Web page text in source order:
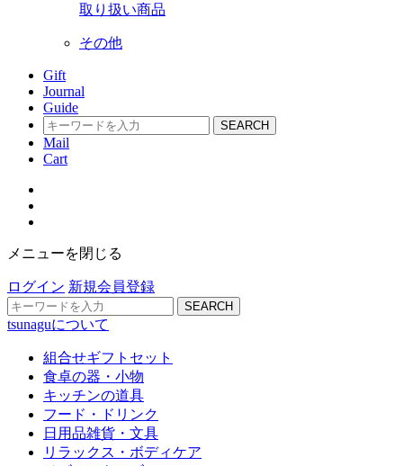
取り扱い商品
その他
Gift
Journal
Guide
SEARCH
Mail
Cart
メニューを閉じる
ログイン 新規会員登録
SEARCH
tsunaguについて
組合せギフトセット
食卓の器・小物
キッチンの道具
フード・ドリンク
日用品雑貨・文具
リラックス・ボディケア